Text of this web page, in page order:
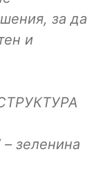
за да
и
зеленина